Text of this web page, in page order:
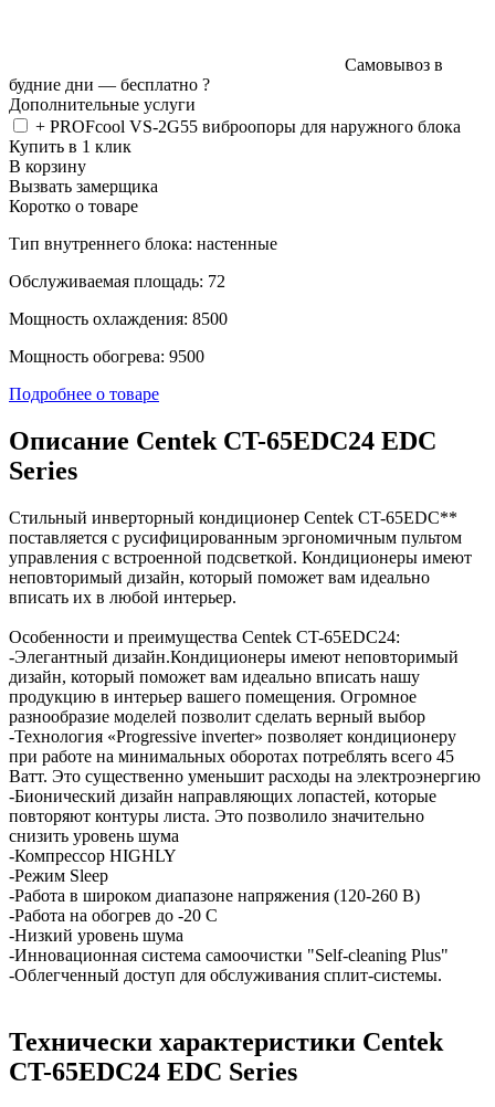
Самовывоз в
будние дни — бесплатно ?
Дополнительные услуги
+ PROFcool VS-2G55 виброопоры для наружного блока
Купить в 1 клик
В корзину
Вызвать замерщика
Коротко о товаре
Тип внутреннего блока: настенные
Обслуживаемая площадь: 72
Мощность охлаждения: 8500
Мощность обогрева: 9500
Подробнее о товаре
Описание Centek CT-65EDC24 EDC
Series
Стильный инверторный кондиционер Centek CT-65EDC**
поставляется с русифицированным эргономичным пультом
управления с встроенной подсветкой. Кондиционеры имеют
неповторимый дизайн, который поможет вам идеально
вписать их в любой интерьер.
Особенности и преимущества Centek CT-65EDC24:
-Элегантный дизайн.Кондиционеры имеют неповторимый
дизайн, который поможет вам идеально вписать нашу
продукцию в интерьер вашего помещения. Огромное
разнообразие моделей позволит сделать верный выбор
-Технология «Progressive inverter» позволяет кондиционеру
при работе на минимальных оборотах потреблять всего 45
Ватт. Это существенно уменьшит расходы на электроэнергию
-Бионический дизайн направляющих лопастей, которые
повторяют контуры листа. Это позволило значительно
снизить уровень шума
-Компрессор HIGHLY
-Режим Sleep
-Работа в широком диапазоне напряжения (120-260 В)
-Работа на обогрев до -20 C
-Низкий уровень шума
-Инновационная система самоочистки "Self-cleaning Plus"
-Облегченный доступ для обслуживания сплит-системы.
Технически характеристики Centek
CT-65EDC24 EDC Series